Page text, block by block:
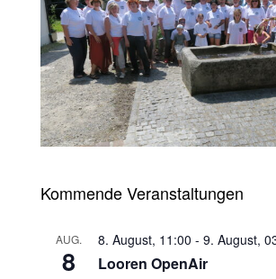
Kommende Veranstaltungen
AUG.
8
8. August, 11:00 - 9. August,
Looren OpenAir